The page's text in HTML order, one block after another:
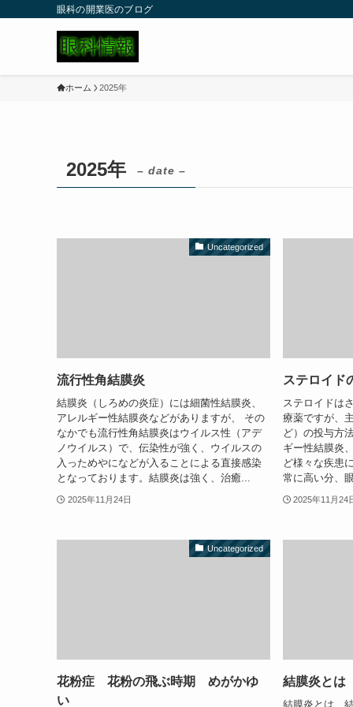
眼科の開業医のブログ
ホーム 2025年
2025年 – date –
Uncategorized
流行性角結膜炎
結膜炎（しろめの炎症）には細菌性結膜炎、
アレルギー性結膜炎などがありますが、 その
なかでも流行性角結膜炎はウイルス性（アデ
ノウイルス）で、伝染性が強く、ウイルスの
入っためやになどが入ることによる直接感染
となっております。結膜炎は強く、治癒...
2025年11月24日
ステロイド
ステロイドは
療薬ですが、
ど）の投与方
ギー性結膜炎
ど様々な疾患
常に高い分、
2025年11月24
Uncategorized
花粉症 花粉の飛ぶ時期 めがかゆ
い
結膜炎とは
結膜炎とは、